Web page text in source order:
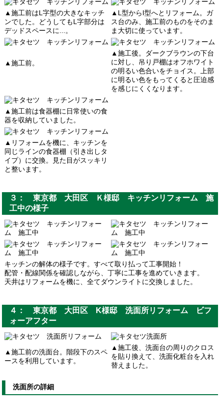
▲施工前はL字型の大きなキッチ
ンでした。どうしてもL字部分は
デッドスペースに...。
▲L型からI型へとリフォーム。ガ
ス台のみ、施工前のものをそのま
ま大切に使っています。
▲施工前。
▲施工後。ダークブラウンの下台
に対し、吊り戸棚はオフホワイト
の明るい色合いをチョイス。上部
に明るい色をもってくると圧迫感
を感じにくくなります。
▲施工前は食器棚に日常使いの食
器を収納していました。
▲リフォームを機に、キッチンを
同じラインの食器棚（引き出しタ
イプ）に交換。見た目がスッキリ
と整います。
３： 東京都 大田区 Ｋ様邸 キッチンリフォーム 施
工中の様子
キッチンの解体の様子です。すべて取り払って工事開始！
配管・配線関係を確認しながら、丁寧に工事を進めていきます。
天井はリフォームを機に、全てダウンライトに交換しました。
４： 東京都 大田区 K様邸 洗面所リフォーム ビフ
ォーアフター
▲施工前の洗面台。階段下のスペ
ースを利用しています。
▲施工後、洗面台の周りのクロス
を貼り換えて、洗面化粧台を入れ
替えました。
洗面所の詳細